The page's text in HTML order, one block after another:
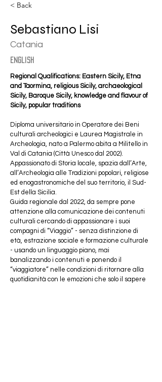
< Back
Sebastiano Lisi
Catania
english
Regional Qualifications: Eastern Sicily, Etna
and Taormina, religious Sicily, archaeological
Sicily, Baroque Sicily, knowledge and flavour of
Sicily, popular traditions
Diploma universitario in Operatore dei Beni
culturali archeologici e Laurea Magistrale in
Archeologia, nato a Palermo abita a Militello in
Val di Catania (Città Unesco dal 2002).
Appassionato di Storia locale, spazia dall’Arte,
all’Archeologia alle Tradizioni popolari, religiose
ed enogastronomiche del suo territorio, il Sud-
Est della Sicilia.
Guida regionale dal 2022, da sempre pone
attenzione alla comunicazione dei contenuti
culturali cercando di appassionare i suoi
compagni di “Viaggio” - senza distinzione di
età, estrazione sociale e formazione culturale
- usando un linguaggio piano, mai
banalizzando i contenuti e ponendo il
“viaggiatore” nelle condizioni di ritornare alla
quotidianità con le emozioni che solo il sapere